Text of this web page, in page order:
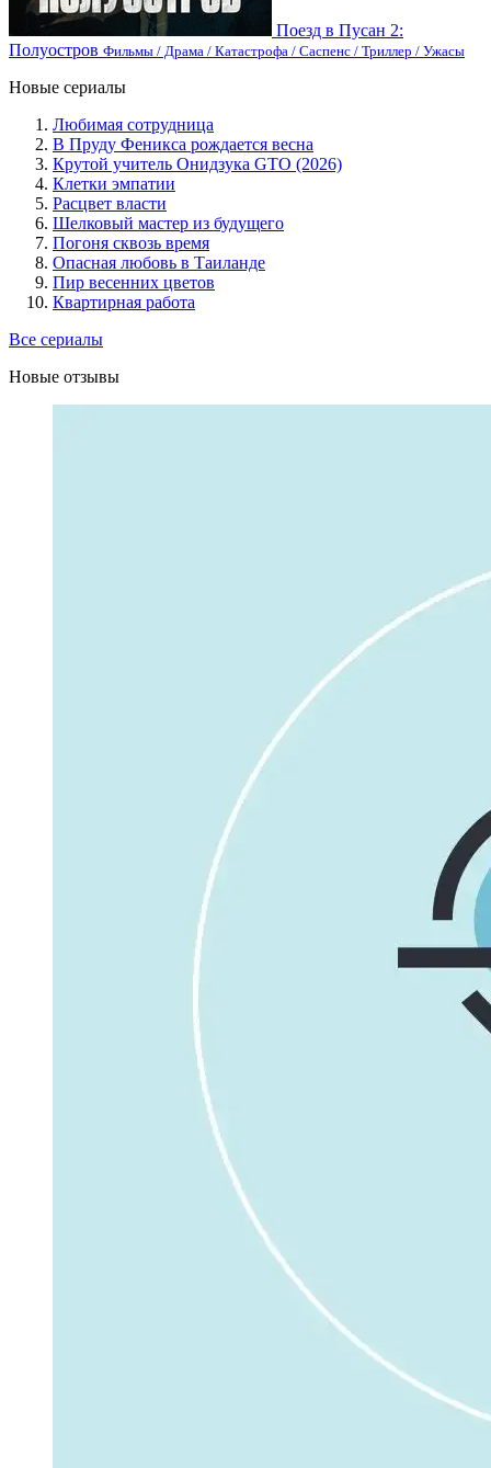
Поезд в Пусан 2:
Полуостров Фильмы / Драма / Катастрофа / Саспенс / Триллер / Ужасы
Новые сериалы
Любимая сотрудница
В Пруду Феникса рождается весна
Крутой учитель Онидзука GTO (2026)
Клетки эмпатии
Расцвет власти
Шелковый мастер из будущего
Погоня сквозь время
Опасная любовь в Таиланде
Пир весенних цветов
Квартирная работа
Все сериалы
Новые отзывы